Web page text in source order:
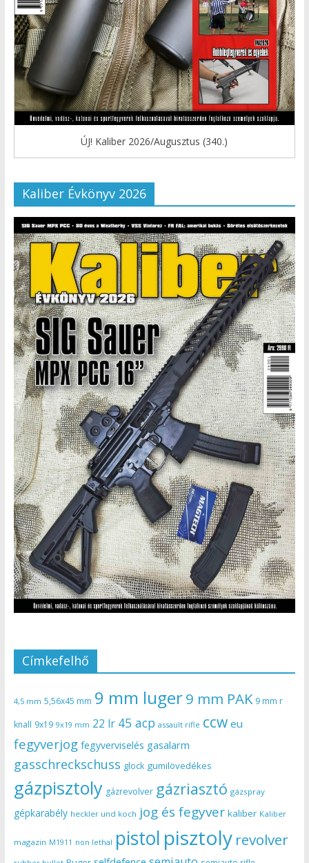
ÚJ! Kaliber 2026/Augusztus (340.)
Kaliber Évkönyv 2026
Címkefelhő
4,5 mm 5,56x45 mm 9 mm luger9 mm PAK 9 mm r
knall 9x19 9x19 mm 22 lr 45 acp assault rifle ccw eu
fegyverjog fegyverviselés gasalarm
gasschreckschuss glock gumilövedékes
gázpisztoly gázrevolver gázriasztó gázspray
gépkarabély heckler und koch jog és fegyver kaliber Kaliber
magazin M1911 non lethal pistol pisztoly revolver